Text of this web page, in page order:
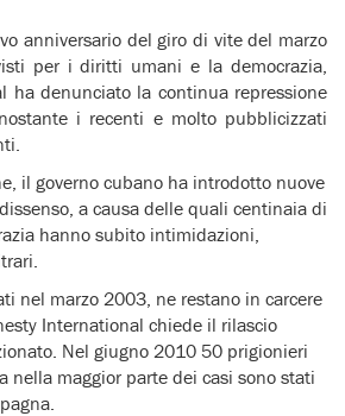
anniversario del giro di vite del marzo
per i diritti umani e la democrazia,
ha denunciato la continua repressione
i recenti e molto pubblicizzati
il governo cubano ha introdotto nuove
a causa delle quali centinaia di
hanno subito intimidazioni,
nel marzo 2003, ne restano in carcere
International chiede il rilascio
Nel giugno 2010 50 prigionieri
nella maggior parte dei casi sono stati